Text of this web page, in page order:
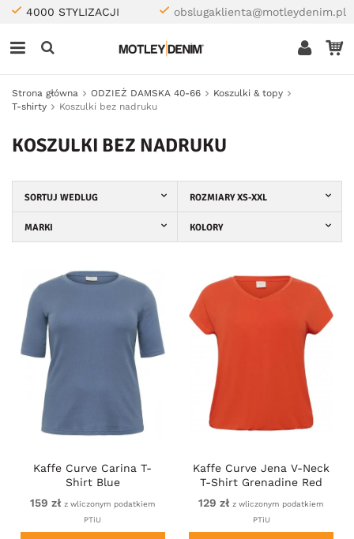
4000 STYLIZACJI obslugaklienta@motleydenim.pl
Strona główna ODZIEŻ DAMSKA 40-66
Koszulki & topy
T-shirty
Koszulki bez nadruku
KOSZULKI BEZ NADRUKU
SORTUJ WEDLUG ROZMIARY XS-XXL
MARKI KOLORY
Kaffe Curve Carina T-
Shirt Blue
159 zł z wliczonym podatkiem
PTiU
Kaffe Curve Jena V-Neck
T-Shirt Grenadine Red
129 zł z wliczonym podatkiem
PTiU